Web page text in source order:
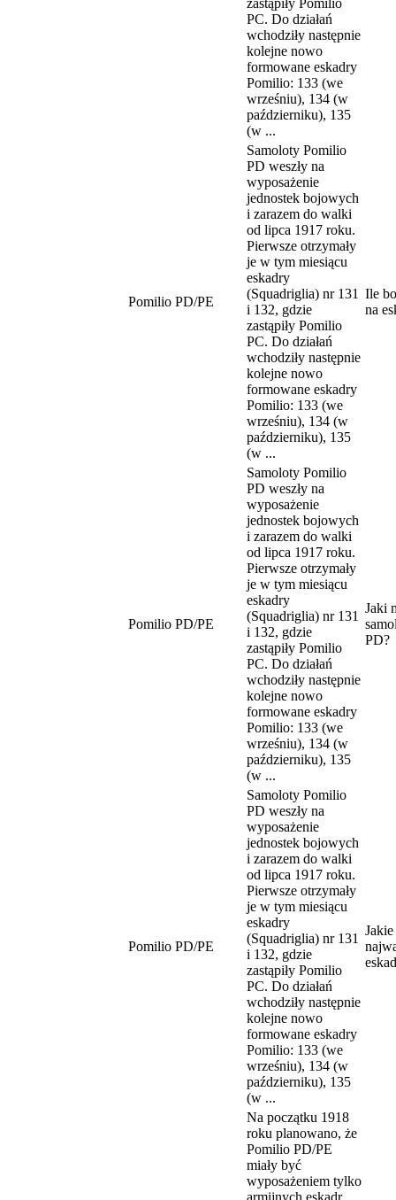
zastąpiły Pomilio
PC. Do działań
wchodziły następnie
kolejne nowo
formowane eskadry
Pomilio: 133 (we
wrześniu), 134 (w
październiku), 135
(w ...
Pomilio PD/PE
Samoloty Pomilio
PD weszły na
wyposażenie
jednostek bojowych
i zarazem do walki
od lipca 1917 roku.
Pierwsze otrzymały
je w tym miesiącu
eskadry
(Squadriglia) nr 131
i 132, gdzie
zastąpiły Pomilio
PC. Do działań
wchodziły następnie
kolejne nowo
formowane eskadry
Pomilio: 133 (we
wrześniu), 134 (w
październiku), 135
(w ...
Ile
na
Pomilio PD/PE
Samoloty Pomilio
PD weszły na
wyposażenie
jednostek bojowych
i zarazem do walki
od lipca 1917 roku.
Pierwsze otrzymały
je w tym miesiącu
eskadry
(Squadriglia) nr 131
i 132, gdzie
zastąpiły Pomilio
PC. Do działań
wchodziły następnie
kolejne nowo
formowane eskadry
Pomilio: 133 (we
wrześniu), 134 (w
październiku), 135
(w ...
Jaki
PD?
Pomilio PD/PE
Samoloty Pomilio
PD weszły na
wyposażenie
jednostek bojowych
i zarazem do walki
od lipca 1917 roku.
Pierwsze otrzymały
je w tym miesiącu
eskadry
(Squadriglia) nr 131
i 132, gdzie
zastąpiły Pomilio
PC. Do działań
wchodziły następnie
kolejne nowo
formowane eskadry
Pomilio: 133 (we
wrześniu), 134 (w
październiku), 135
(w ...
Jakie
Na początku 1918
roku planowano, że
Pomilio PD/PE
miały być
wyposażeniem tylko